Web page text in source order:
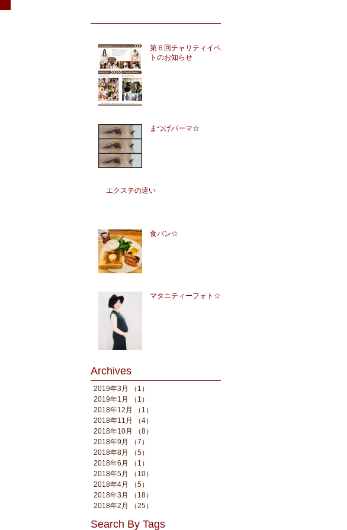
第６回チャリティイベン
トのお知らせ
まつげパーマ☆
エクステの違い
食パン☆
マタニティーフォト☆
Archives
2019年3月 （1）
2019年1月
（1）
2018年12月
（1）
2018年11月
（4）
2018年10月
（8）
2018年9月
（7）
2018年8月
（5）
2018年6月
（1）
2018年5月
（10）
2018年4月
（5）
2018年3月
（18）
2018年2月
（25）
Search By Tags